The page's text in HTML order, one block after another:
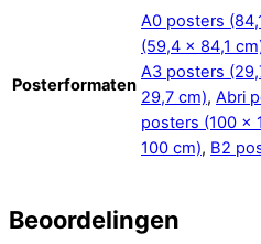
Posterformaten
A0 posters
(59,4 x 84,1
A3 posters
29,7 cm), Abri
posters (100 x
100 cm), B2
Beoordelingen